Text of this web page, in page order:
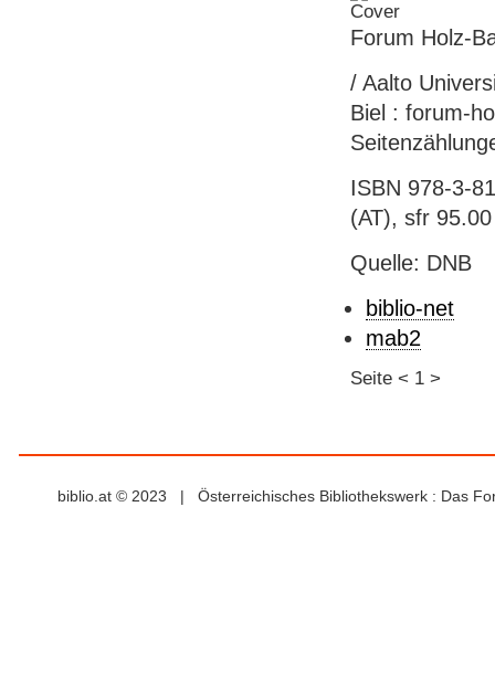
Forum Holz-
/ Aalto
Biel : forum-
ISBN 978-3-
(AT), sfr
Quelle: DNB
biblio-net
mab2
Seite < 1 >
biblio.at © 2023 | Österreichisches Bibliothekswerk : Das